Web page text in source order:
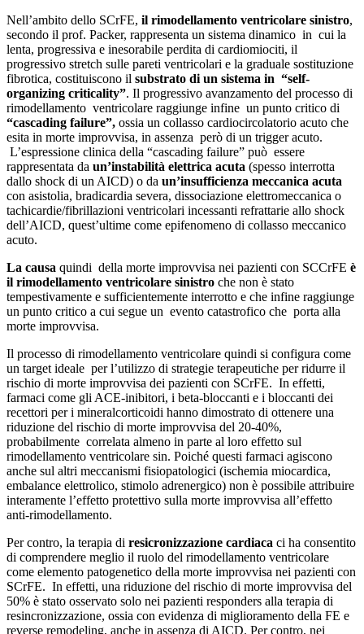
Nell’ambito dello SCrFE, il rimodellamento ventricolare sinistro,
secondo il prof. Packer, rappresenta un sistema dinamico in cui la
lenta, progressiva e inesorabile perdita di cardiomiociti, il
progressivo stretch sulle pareti ventricolari e la graduale sostituzione
fibrotica, costituiscono il substrato di un sistema in “self-
organizing criticality”. Il progressivo avanzamento del processo di
rimodellamento ventricolare raggiunge infine un punto critico di
“cascading failure”, ossia un collasso cardiocircolatorio acuto che
esita in morte improvvisa, in assenza però di un trigger acuto.
L’espressione clinica della “cascading failure” può essere
rappresentata da un’instabilità elettrica acuta (spesso interrotta
dallo shock di un AICD) o da un’insufficienza meccanica acuta
con asistolia, bradicardia severa, dissociazione elettromeccanica o
tachicardie/fibrillazioni ventricolari incessanti refrattarie allo shock
dell’AICD, quest’ultime come epifenomeno di collasso meccanico
acuto.
La causa quindi della morte improvvisa nei pazienti con SCCrFE è
il rimodellamento ventricolare sinistro che non è stato
tempestivamente e sufficientemente interrotto e che infine raggiunge
un punto critico a cui segue un evento catastrofico che porta alla
morte improvvisa.
Il processo di rimodellamento ventricolare quindi si configura come
un target ideale per l’utilizzo di strategie terapeutiche per ridurre il
rischio di morte improvvisa dei pazienti con SCrFE. In effetti,
farmaci come gli ACE-inibitori, i beta-bloccanti e i bloccanti dei
recettori per i mineralcorticoidi hanno dimostrato di ottenere una
riduzione del rischio di morte improvvisa del 20-40%,
probabilmente correlata almeno in parte al loro effetto sul
rimodellamento ventricolare sin. Poiché questi farmaci agiscono
anche sul altri meccanismi fisiopatologici (ischemia miocardica,
embalance elettrolico, stimolo adrenergico) non è possibile attribuire
interamente l’effetto protettivo sulla morte improvvisa all’effetto
anti-rimodellamento.
Per contro, la terapia di resicronizzazione cardiaca ci ha consentito
di comprendere meglio il ruolo del rimodellamento ventricolare
come elemento patogenetico della morte improvvisa nei pazienti con
SCrFE. In effetti, una riduzione del rischio di morte improvvisa del
50% è stato osservato solo nei pazienti responders alla terapia di
resincronizzazione, ossia con evidenza di miglioramento della FE e
reverse remodeling, anche in assenza di AICD. Per contro, nei